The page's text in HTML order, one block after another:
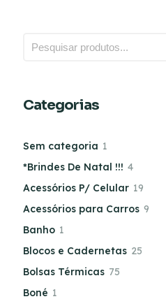
Categorias
Sem categoria 1
*Brindes De Natal !!! 4
Acessórios P/ Celular 19
Acessórios para Carros 9
Banho 1
Blocos e Cadernetas 25
Bolsas Térmicas 75
Boné 1